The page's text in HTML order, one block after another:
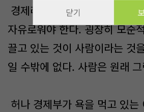
경제라는 것은 본래 섬세하게
자유로워야 한다. 굉장히 모순
끌고 있는 것이 사람이라는 것
일 수밖에 없다. 사람은 원래
허나 경제부가 욕을 먹고 있는
닫기